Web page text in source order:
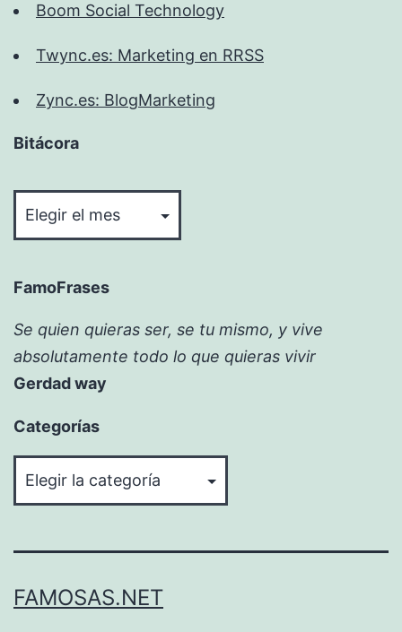
Boom Social Technology
Twync.es: Marketing en RRSS
Zync.es: BlogMarketing
Bitácora
FamoFrases
Se quien quieras ser, se tu mismo, y vive
absolutamente todo lo que quieras vivir
Gerdad way
Categorías
FAMOSAS.NET